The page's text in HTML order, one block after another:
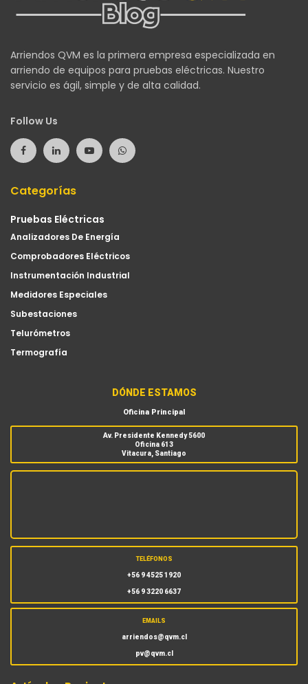
Arriendos QVM es la primera empresa especializada en
arriendo de equipos para pruebas eléctricas. Nuestro
servicio es ágil, simple y de alta calidad.
Follow Us
Categorías
Pruebas Eléctricas
Analizadores De Energía
Comprobadores Eléctricos
Instrumentación Industrial
Medidores Especiales
Subestaciones
Telurómetros
Termografía
DÓNDE ESTAMOS
Oficina Principal
Av. Presidente Kennedy 5600
Oficina 613
Vitacura, Santiago
TELÉFONOS
+56 9 4525 1920
+56 9 3220 6637
EMAILS
arriendos@qvm.cl
pv@qvm.cl